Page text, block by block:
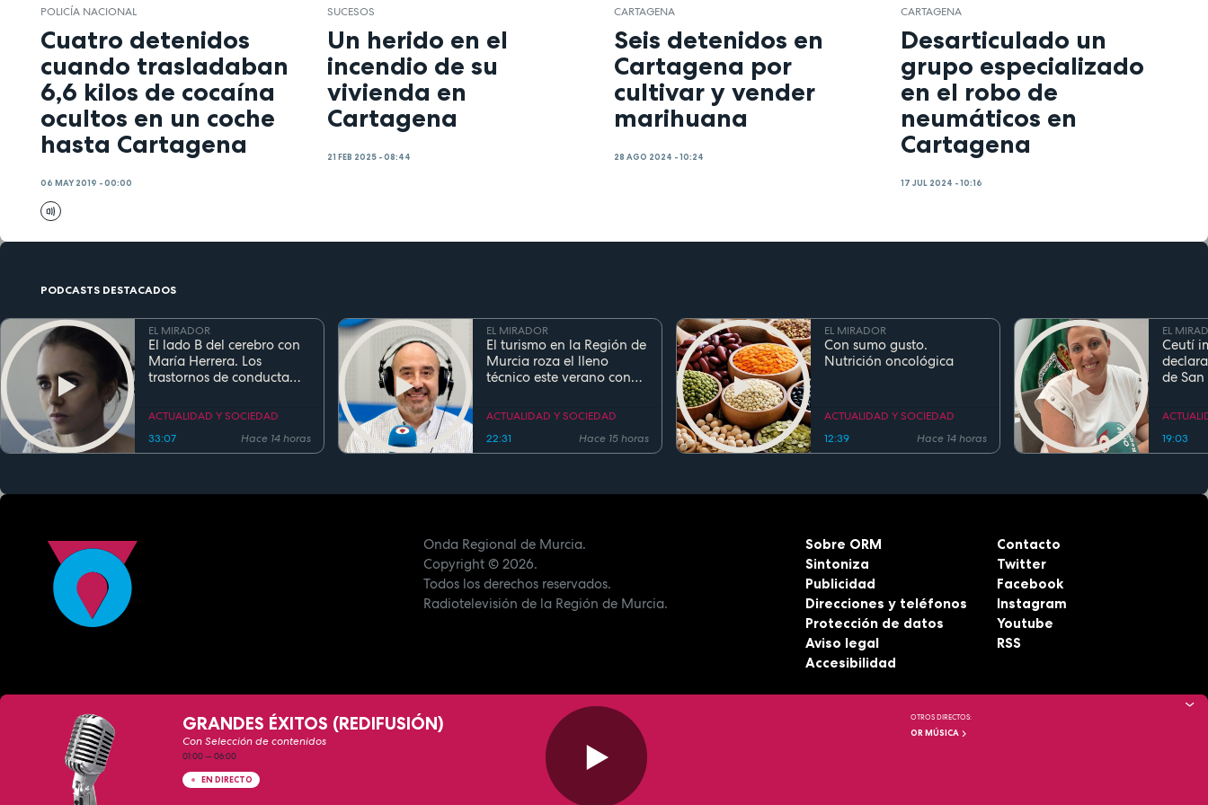
POLICÍA NACIONAL
Cuatro detenidos
cuando trasladaban
6,6 kilos de cocaína
ocultos en un coche
hasta Cartagena
06 MAY 2019 - 00:00
SUCESOS
Un herido en el
incendio de su
vivienda en
Cartagena
21 FEB 2025 - 08:44
CARTAGENA
Seis detenidos en
Cartagena por
cultivar y vender
marihuana
28 AGO 2024 - 10:24
CARTAGENA
Desarticulado un
grupo especializado
en el robo de
neumáticos en
Cartagena
17 JUL 2024 - 10:16
PODCASTS DESTACADOS
EL MIRADOR
El lado B del cerebro con
María Herrera. Los
trastornos de conducta
ACTUALIDAD Y SOCIEDAD
33:07
Hace 14 horas
EL MIRADOR
El turismo en la Región de
Murcia roza el lleno
técnico este verano con
90%
ACTUALIDAD Y SOCIEDAD
22:31
Hace 15 horas
EL MIRADOR
Con sumo gusto.
Nutrición oncológica
ACTUALIDAD Y SOCIEDAD
12:39
Hace 14 horas
EL
Ceutí
de
19:03
Onda Regional de Murcia.
Copyright© 2026.
Todos los derechos reservados.
Radiotelevisión de la Región de Murcia.
Sobre ORM
Sintoniza
Publicidad
Direcciones y teléfonos
Protección de datos
Aviso legal
Accesibilidad
Contacto
Twitter
Facebook
Instagram
Youtube
RSS
GRANDES ÉXITOS (REDIFUSIÓN)
Con Selección de contenidos
01:00—06:00
EN DIRECTO
OTROS DIRECTOS:
OR MÚSICA